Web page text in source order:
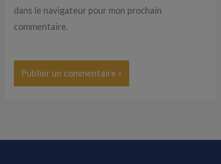
dans le navigateur pour mon prochain
commentaire.